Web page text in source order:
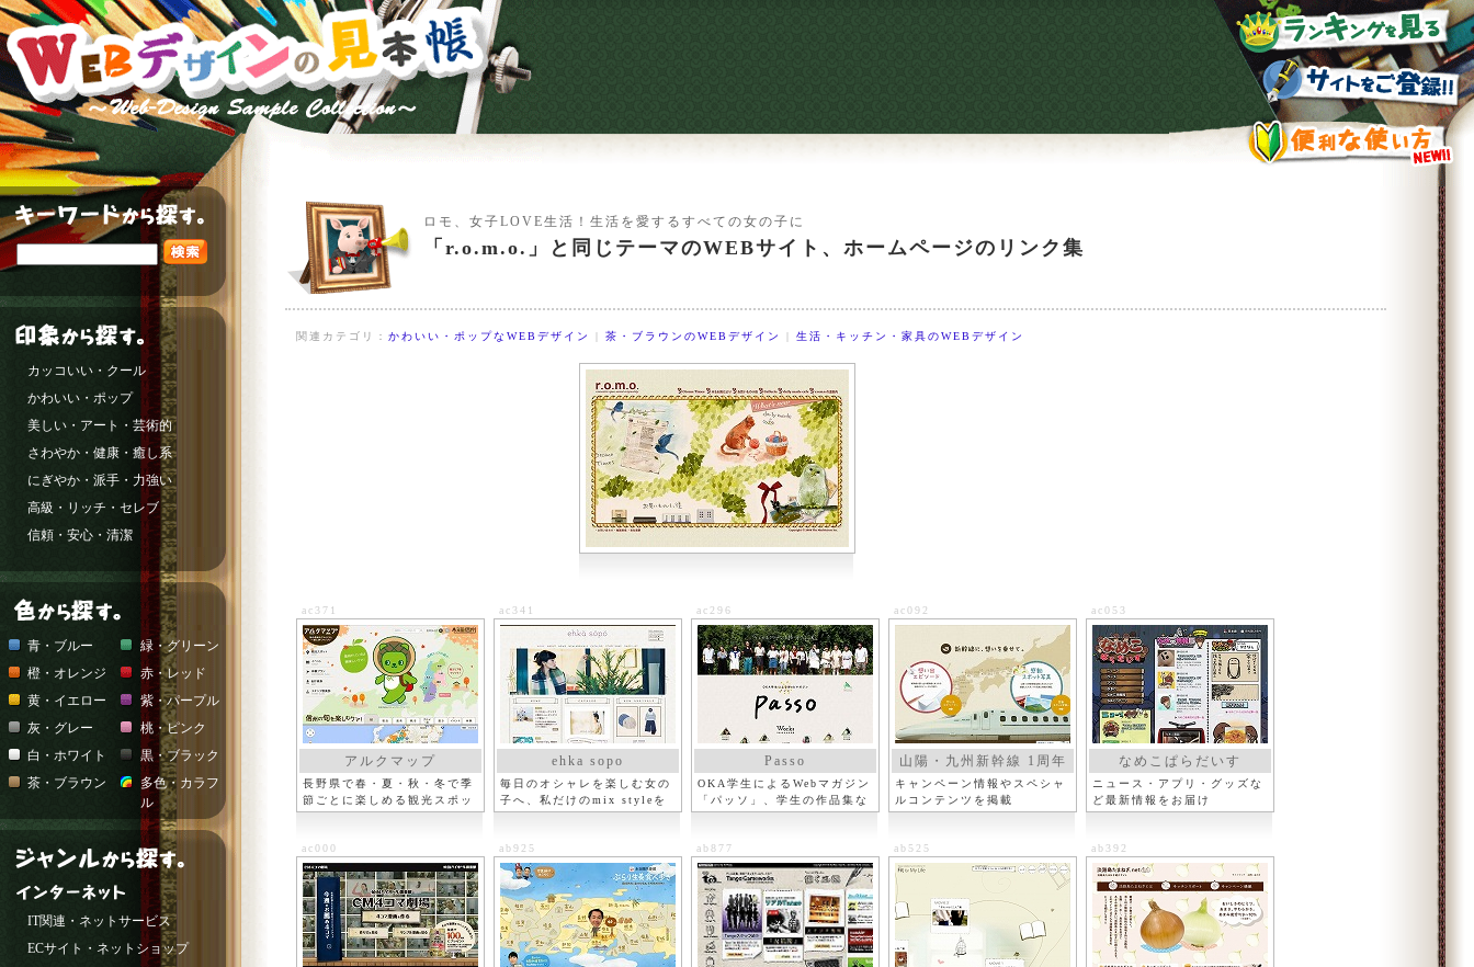
ロモ、女子LOVE生活！生活を愛するすべての女の子に
「r.o.m.o.」と同じテーマのWEBサイト、ホームページのリンク集
関連カテゴリ： かわいい・ポップなWEBデザイン | 茶・ブラウンのWEBデザイン | 生活・キッチン・家具のWEBデザイン
ac371
アルクマップ
長野県で春・夏・秋・冬で季
節ごとに楽しめる観光スポッ
ト
ac341
ehka sopo
毎日のオシャレを楽しむ女の
子へ、私だけのmix styleを
提案
ac296
Passo
OKA学生によるWebマガジン
「パッソ」、学生の作品集な
ど
ac092
山陽・九州新幹線 1周年
キャンペーン情報やスペシャ
ルコンテンツを掲載
ac053
なめこぱらだいす
ニュース・アプリ・グッズな
ど最新情報をお届け
ac000 ab925 ab877 ab525 ab392
カッコいい・クール
かわいい・ポップ
美しい・アート・芸術的
さわやか・健康・癒し系
にぎやか・派手・力強い
高級・リッチ・セレブ
信頼・安心・清潔
青・ブルー
緑・グリーン
橙・オレンジ
赤・レッド
黄・イエロー
紫・パープル
灰・グレー
桃・ピンク
白・ホワイト
黒・ブラック
茶・ブラウン
多色・カラフ
ル
IT関連・ネットサービス
ECサイト・ネットショップ